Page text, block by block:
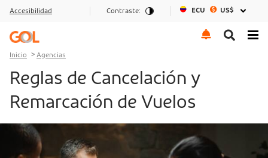
Ir al menu
Ir al contenido
Ir al pie de página
Accesibilidad Contraste: ECU US$
Inicio Agencias
Reglas de Cancelación y
Remarcación de Vuelos